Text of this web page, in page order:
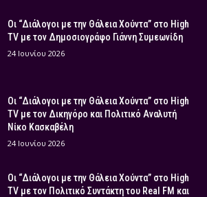
Οι “Διάλογοι με την Θάλεια Χούντα” στο High
TV με τον Δημοσιογράφο Γιάννη Συμεωνίδη
24 Ιουνίου 2026
Οι “Διάλογοι με την Θάλεια Χούντα” στο High
TV με τον Δικηγόρο και Πολιτικό Αναλυτή
Νίκο Κασκαβέλη
24 Ιουνίου 2026
Οι “Διάλογοι με την Θάλεια Χούντα” στο High
TV με τον Πολιτικό Συντάκτη του Real FM και